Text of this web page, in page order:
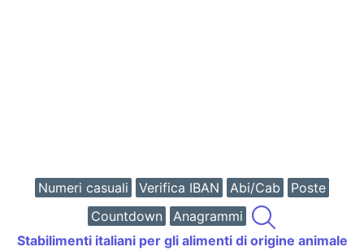
Numeri casuali Verifica IBAN Abi/Cab
Poste
Countdown
Anagrammi
Stabilimenti italiani per gli alimenti di origine animale